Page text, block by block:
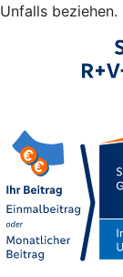
Unfalls beziehen.